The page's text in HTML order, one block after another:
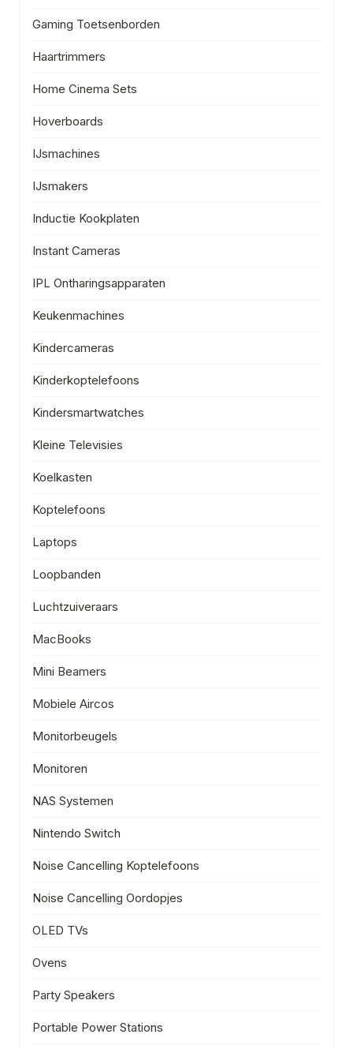
Gaming Toetsenborden
Haartrimmers
Home Cinema Sets
Hoverboards
IJsmachines
IJsmakers
Inductie Kookplaten
Instant Cameras
IPL Ontharingsapparaten
Keukenmachines
Kindercameras
Kinderkoptelefoons
Kindersmartwatches
Kleine Televisies
Koelkasten
Koptelefoons
Laptops
Loopbanden
Luchtzuiveraars
MacBooks
Mini Beamers
Mobiele Aircos
Monitorbeugels
Monitoren
NAS Systemen
Nintendo Switch
Noise Cancelling Koptelefoons
Noise Cancelling Oordopjes
OLED TVs
Ovens
Party Speakers
Portable Power Stations